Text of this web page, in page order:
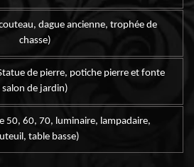
dague ancienne, trophée de
chasse)
de pierre, potiche pierre et fonte
salon de jardin)
50, 60, 70, luminaire, lampadaire,
table basse)